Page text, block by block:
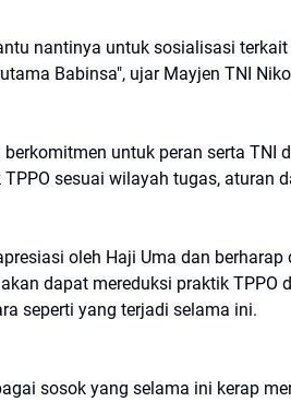
nantinya untuk sosialisasi
Babinsa", ujar Mayjen TNI
untuk peran serta TNI
sesuai wilayah tugas, aturan
oleh Haji Uma dan
dapat mereduksi praktik
seperti yang terjadi selama ini.
sosok yang selama ini kerap